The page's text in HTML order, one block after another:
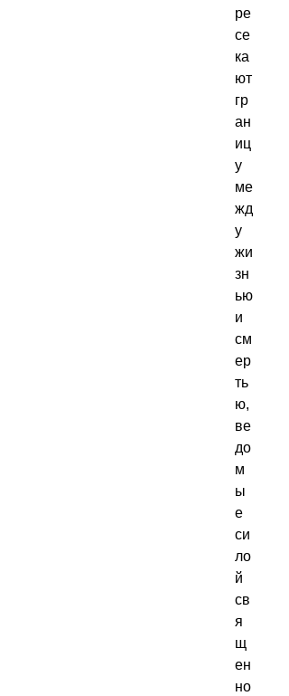
ре
се
ка
ют
гр
ан
иц
у
ме
жд
у
жи
зн
ью
и
см
ер
ть
ю,
ве
до
м
ы
е
си
ло
й
св
я
щ
ен
но